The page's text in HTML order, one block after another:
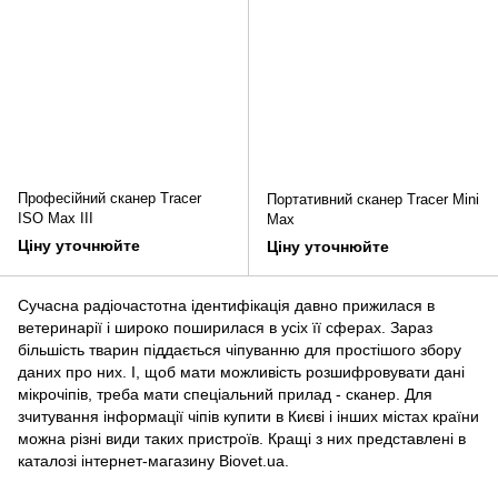
Професійний сканер Tracer
ISO Max III
Ціну уточнюйте
Портативний сканер Tracer Mini
Max
Ціну уточнюйте
Сучасна радіочастотна ідентифікація давно прижилася в
ветеринарії і широко поширилася в усіх її сферах. Зараз
більшість тварин піддається чіпуванню для простішого збору
даних про них. І, щоб мати можливість розшифровувати дані
мікрочіпів, треба мати спеціальний прилад - сканер. Для
зчитування інформації чіпів купити в Києві і інших містах країни
можна різні види таких пристроїв. Кращі з них представлені в
каталозі інтернет-магазину Biovet.ua.